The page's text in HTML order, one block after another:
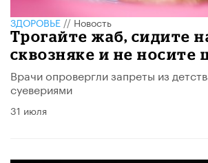
ЗДОРОВЬЕ//Новость
Трогайте жаб, сидите
сквозняке и не носите
Врачи опровергли запреты из
суевериями
31 июля